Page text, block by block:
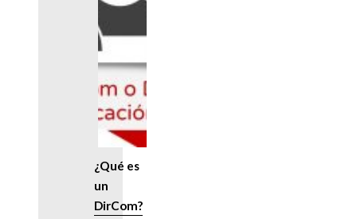
¿Qué es
un
DirCom?